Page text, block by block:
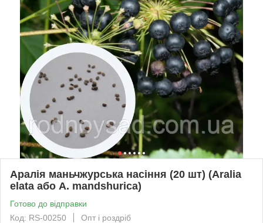
Аралія маньчжурська насіння (20 шт) (Aralia
elata або A. mandshurica)
Готово до відправки
Код: RS-00250
Опт і роздріб